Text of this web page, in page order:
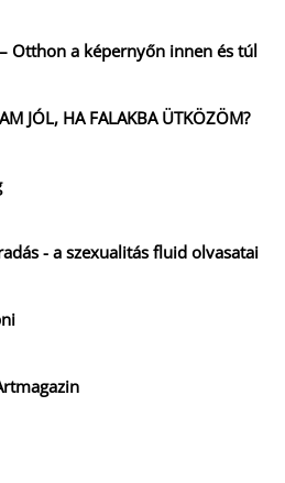
Otthon a képernyőn innen és túl
JÓL, HA FALAKBA ÜTKÖZÖM?
- a szexualitás fluid olvasatai